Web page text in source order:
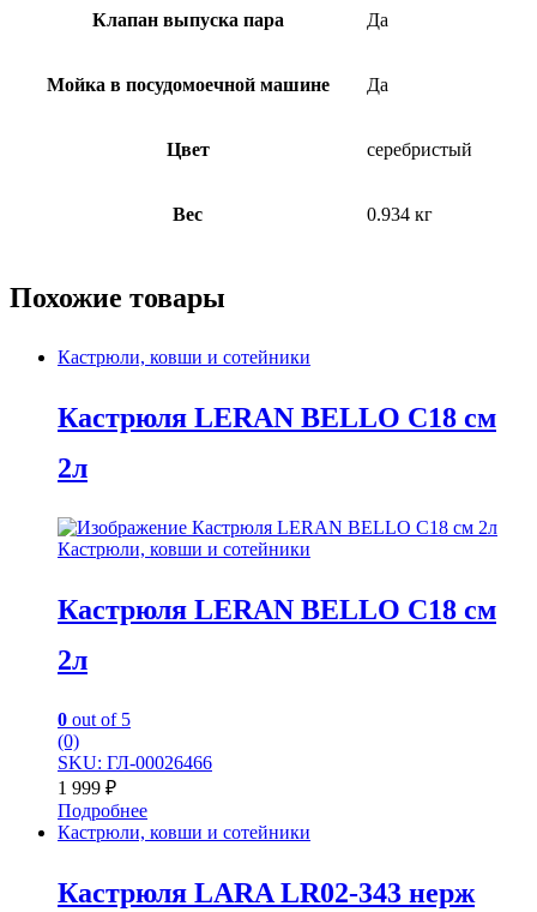
Клапан выпуска пара Да
Мойка в посудомоечной машине Да
Цвет серебристый
Вес 0.934 кг
Похожие товары
Кастрюли, ковши и сотейники
Кастрюля LERAN BELLO C18 см
2л
Кастрюли, ковши и сотейники
Кастрюля LERAN BELLO C18 см
2л
0 out of 5
(0)
SKU: ГЛ-00026466
1 999 ₽
Подробнее
Кастрюли, ковши и сотейники
Кастрюля LARA LR02-343 нерж